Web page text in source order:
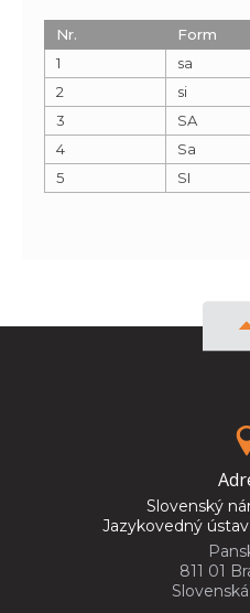
Nr. Form
1
sa
2
si
3
SA
4
Sa
5
SI
Slovenský
Jazykovedný ústav
811 01